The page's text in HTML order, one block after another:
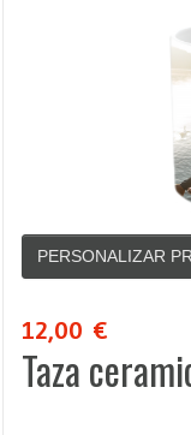
PERSONALIZAR
12,00 €
Taza